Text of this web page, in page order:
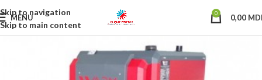
Skip to navigation
Skip to main content
MENU 0 0,00